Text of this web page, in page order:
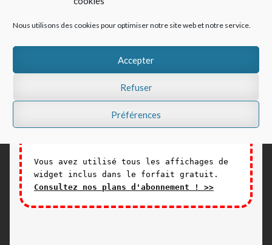
Nous utilisons des cookies pour optimiser notre site web et notre service.
Accepter
Refuser
Préférences
enfant
Donnez votre avis
Vous avez utilisé tous les affichages de
widget inclus dans le forfait gratuit.
Consultez nos plans d'abonnement ! >>